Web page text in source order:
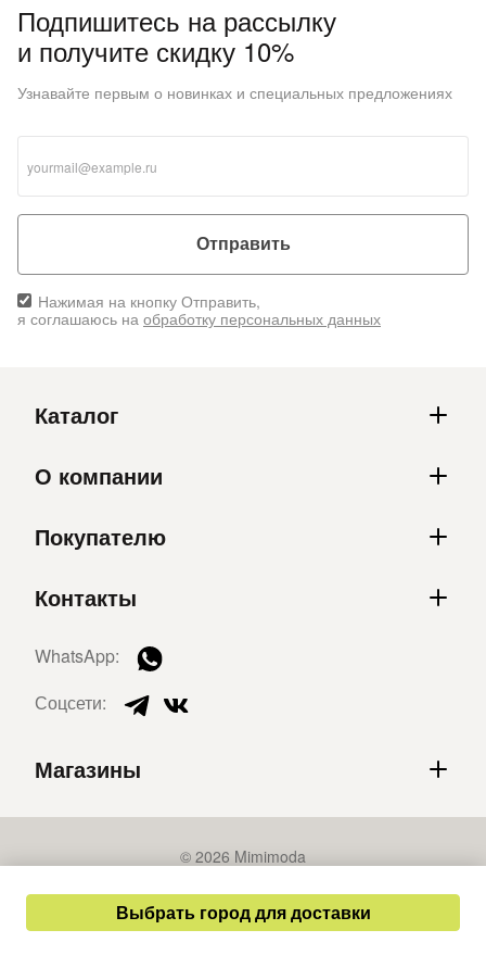
Выбрать город для доставки
Подпишитесь на рассылку
и получите скидку 10%
Узнавайте первым о новинках и специальных предложениях
Отправить
Нажимая на кнопку Отправить,
я соглашаюсь на обработку персональных данных
Каталог
О компании
Покупателю
Контакты
WhatsApp:
Соцсети:
Магазины
© 2026 Mimimoda
Политика конфиденциальности